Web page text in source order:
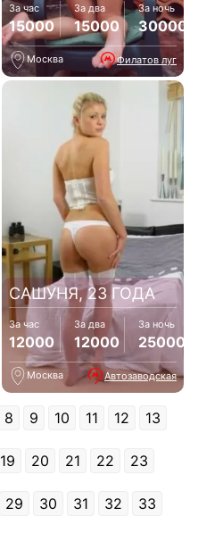
За час
15000
За два
15000
За ночь
30000
Москва Филатов луг
САШУНЯ, 23 ГОДА
За час
12000
За два
12000
За ночь
25000
Москва Автозаводская
8 9 10 11 12 13
19 20 21 22 23
29 30 31 32 33